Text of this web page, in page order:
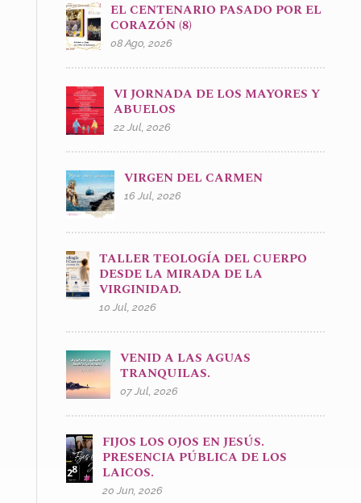
EL CENTENARIO PASADO POR EL
CORAZÓN (8)
08 Ago, 2026
VI JORNADA DE LOS MAYORES Y
ABUELOS
22 Jul, 2026
VIRGEN DEL CARMEN
16 Jul, 2026
TALLER TEOLOGÍA DEL CUERPO
DESDE LA MIRADA DE LA
VIRGINIDAD.
10 Jul, 2026
VENID A LAS AGUAS
TRANQUILAS.
07 Jul, 2026
FIJOS LOS OJOS EN JESÚS.
PRESENCIA PÚBLICA DE LOS
LAICOS.
20 Jun, 2026